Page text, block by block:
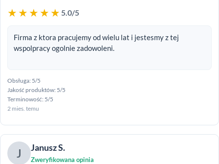
★★★★★ 5.0/5
Firma z ktora pracujemy od wielu lat i jestesmy z tej
wspolpracy ogolnie zadowoleni.
Obsługa: 5/5
Jakość produktów: 5/5
Terminowość: 5/5
2 mies. temu
J Janusz S.
Zweryfikowana opinia